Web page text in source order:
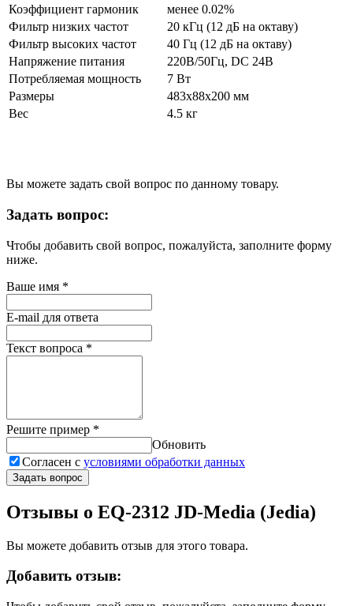
Коэффициент гармоник
менее 0.02%
Фильтр низких частот
20 кГц (12 дБ на октаву)
Фильтр высоких частот
40 Гц (12 дБ на октаву)
Напряжение питания
220В/50Гц, DC 24В
Потребляемая мощность
7 Вт
Размеры
483х88х200 мм
Вес
4.5 кг
Вы можете задать свой вопрос по данному товару.
Задать вопрос:
Чтобы добавить свой вопрос, пожалуйста, заполните форму
ниже.
Ваше имя *
E-mail для ответа
Текст вопроса *
Решите пример *
Обновить
Согласен с условиями обработки данных
Задать вопрос
Отзывы о EQ-2312 JD-Media (Jedia)
Вы можете добавить отзыв для этого товара.
Добавить отзыв: